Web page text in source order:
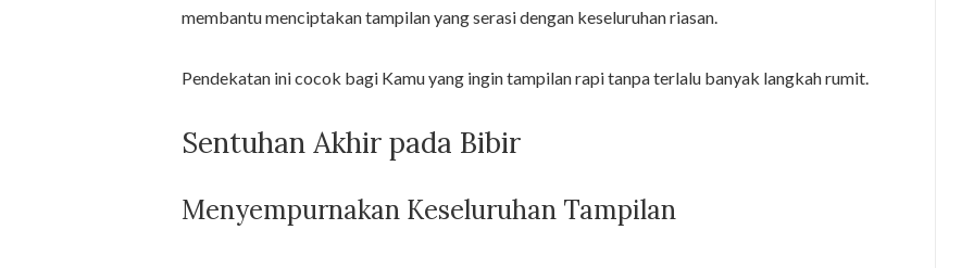
membantu menciptakan tampilan yang serasi dengan keseluruhan riasan.
Pendekatan ini cocok bagi Kamu yang ingin tampilan rapi tanpa terlalu banyak langkah rumit.
Sentuhan Akhir pada Bibir
Menyempurnakan Keseluruhan Tampilan